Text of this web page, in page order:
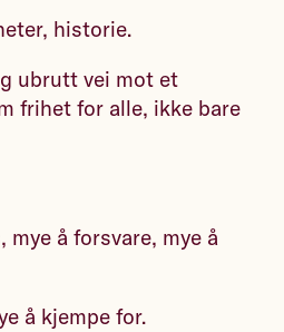
historie.
ubrutt vei mot et
frihet for alle, ikke bare
mye å forsvare, mye å
å kjempe for.